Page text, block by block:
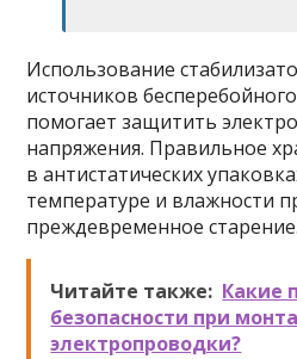
Использование
источников
помогает защитить
напряжения. Правильное
в антистатических
температуре и влажности
преждевременное старение.
Читайте также: Какие
безопасности при
электропроводки?